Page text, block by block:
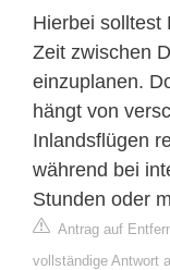
Hierbei solltest
Zeit zwischen
einzuplanen.
hängt von
Inlandsflügen
während bei
Stunden oder
Antrag auf
vollständige Antwort